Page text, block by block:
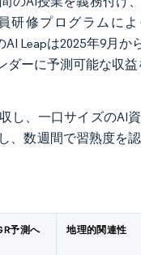
研修プログラムに
Leapは2025年9月か
ーに予測可能な収益
し、一口サイズのAI
、数週間で習熟度を
予測へ
地理的関連性